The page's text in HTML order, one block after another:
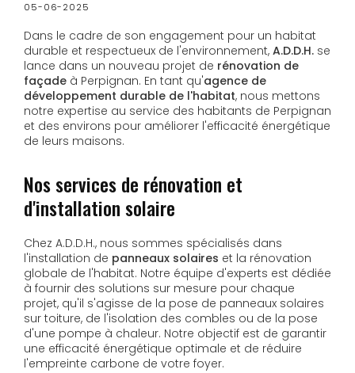
05-06-2025
Dans le cadre de son engagement pour un habitat
durable et respectueux de l'environnement, A.D.D.H. se
lance dans un nouveau projet de rénovation de
façade à Perpignan. En tant qu'agence de
développement durable de l'habitat, nous mettons
notre expertise au service des habitants de Perpignan
et des environs pour améliorer l'efficacité énergétique
de leurs maisons.
Nos services de rénovation et
d'installation solaire
Chez A.D.D.H., nous sommes spécialisés dans
l'installation de panneaux solaires et la rénovation
globale de l'habitat. Notre équipe d'experts est dédiée
à fournir des solutions sur mesure pour chaque
projet, qu'il s'agisse de la pose de panneaux solaires
sur toiture, de l'isolation des combles ou de la pose
d'une pompe à chaleur. Notre objectif est de garantir
une efficacité énergétique optimale et de réduire
l'empreinte carbone de votre foyer.